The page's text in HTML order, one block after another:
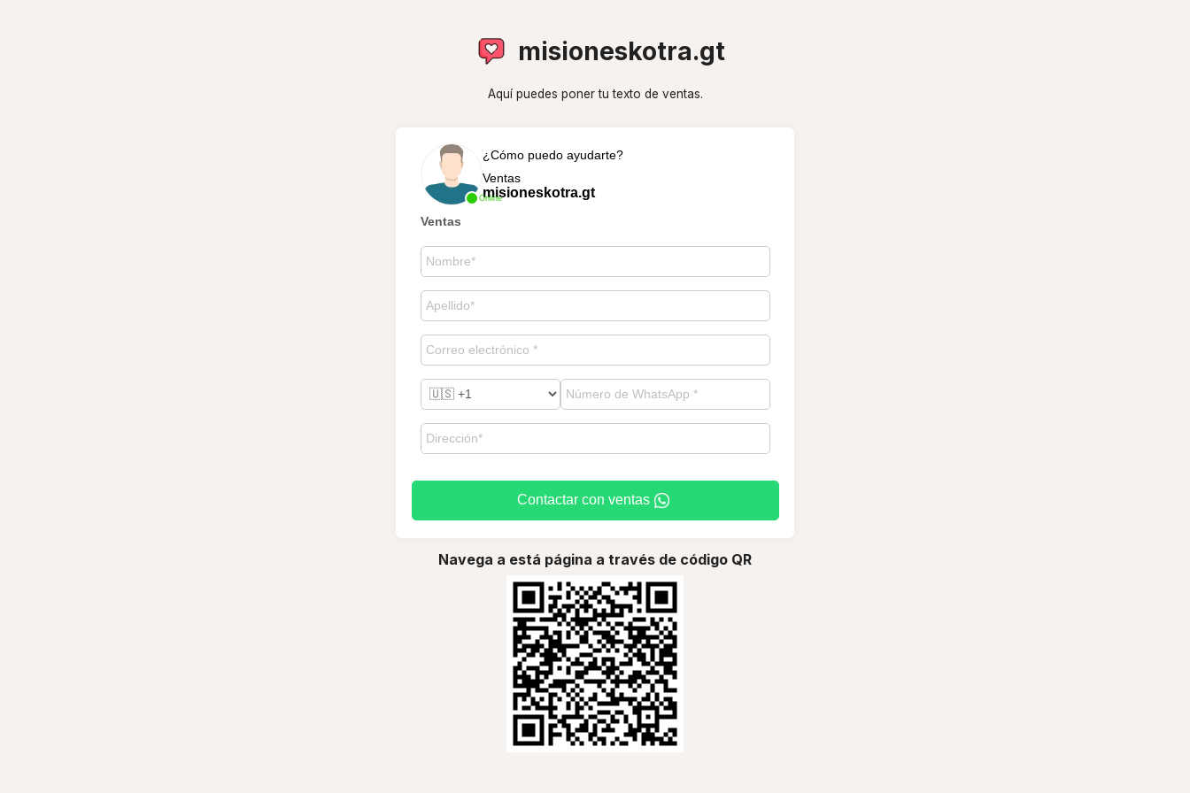
misioneskotra.gt
Aquí puedes poner tu texto de ventas.
Online
¿Cómo puedo ayudarte?
Ventas
misioneskotra.gt
Ventas
Contactar con ventas
Navega a está página a través de código QR